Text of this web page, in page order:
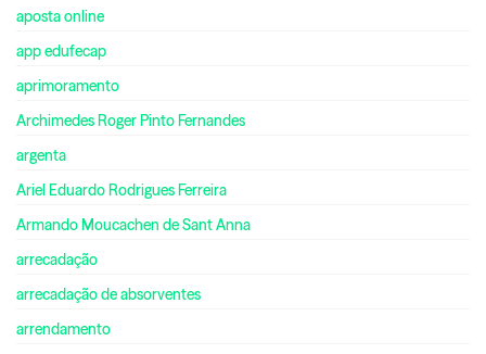
aposta online
app edufecap
aprimoramento
Archimedes Roger Pinto Fernandes
argenta
Ariel Eduardo Rodrigues Ferreira
Armando Moucachen de Sant Anna
arrecadação
arrecadação de absorventes
arrendamento